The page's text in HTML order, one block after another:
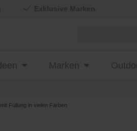
Füllung in vielen Farben
Marken